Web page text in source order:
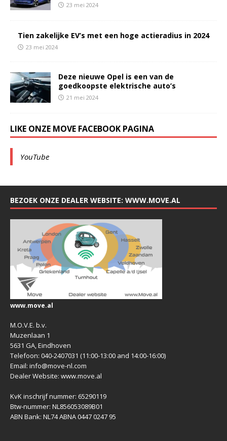
23 mei 2024
Tien zakelijke EV’s met een hoge actieradius in 2024
23 mei 2024
Deze nieuwe Opel is een van de
goedkoopste elektrische auto’s
21 mei 2024
LIKE ONZE MOVE FACEBOOK PAGINA
YouTube
BEZOEK ONZE DEALER WEBSITE: WWW.MOVE.AL
www.move.al
M.O.V.E. b.v.
Muzenlaan 1
5631 GA, Eindhoven
Telefoon: 040-2407031 (11:00-13:00 and 14:00-16:00)
Email: info@move-nl.com
Dealer Website: www.move.al
KvK inschrijf nummer: 65290119
Btw-nummer: NL856053089B01
ABN Bank: NL74 ABNA 0447 0247 95